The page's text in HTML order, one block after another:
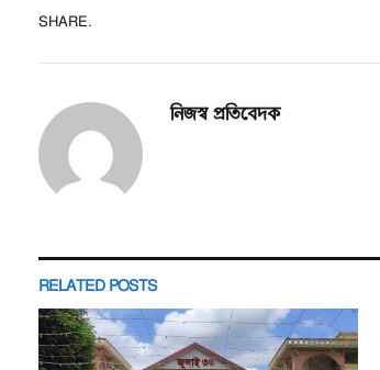
SHARE.
নিজস্ব প্রতিবেদক
RELATED POSTS